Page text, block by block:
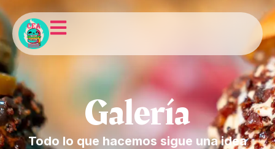
Galería
Todo lo que hacemos sigue una idea